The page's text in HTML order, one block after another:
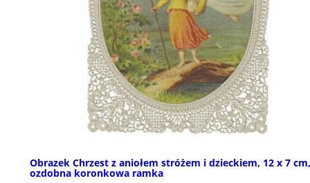
Obrazek Chrzest z aniołem stróżem i dzieckiem, 12 x 7 cm,
ozdobna koronkowa ramka